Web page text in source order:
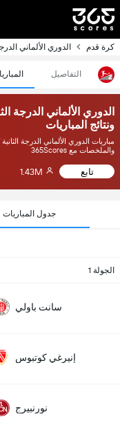
كرة قدم الدوري الألماني
التفاصيل
ونتائج المباريات
والملخصات مع 365Scores
تابع 1.43M
جدول المباريات
الجولة 1
سانت باولي
إنيرغي كوتبوس
نورنبيرج